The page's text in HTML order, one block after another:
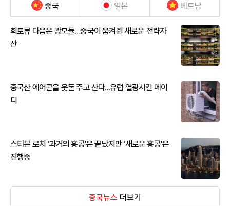
중국 일본 베트남
희토류 다음은 광모듈…중국이 움켜쥔 새로운 전략자
산
중국산 에어콘을 웃돈 주고 산다...유럽 열광시킨 메이
디
스티븐 로치 '과거의 홍콩'은 끝났지만 '새로운 홍콩'은
진행중
중국뉴스 더보기